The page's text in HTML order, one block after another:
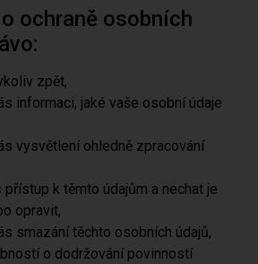
ochraně osobních
zpět,
informaci, jaké vaše osobní údaje
vysvětlení ohledně zpracování
k těmto údajům a nechat je
opravit,
smazání těchto osobních údajů,
o dodržování povinností